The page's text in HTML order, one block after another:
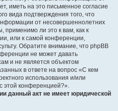
иметь на это письменное согласие
вида подтверждения того, что
от несовершеннолетних
ли это к вам, как к
или к самой конференции,
Обратите внимание, что phpBB
не может давать
и не является объектом
в ответе на вопрос «С кем
использования и/или
этой конференцией?».
данный акт не имеет юридической